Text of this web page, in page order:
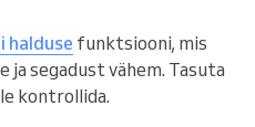
halduse funktsiooni, mis
ja segadust vähem. Tasuta
kontrollida.